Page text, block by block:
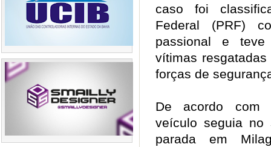
caso foi
Federal (PRF)
passional e
vítimas
forças de
De acordo com
veículo seguia no
parada em